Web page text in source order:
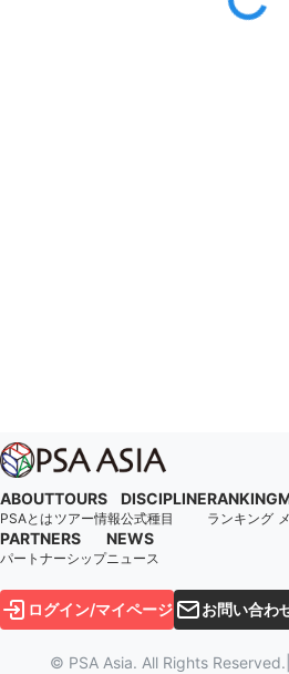
ABOUT
PSAとは
TOURS
ツアー情報
DISCIPLINE
公式種目
RANKING
ランキング
PARTNERS
パートナーシップ
NEWS
ニュース
ログイン/マイページ お問い合わ
© PSA Asia. All Rights Reserved.